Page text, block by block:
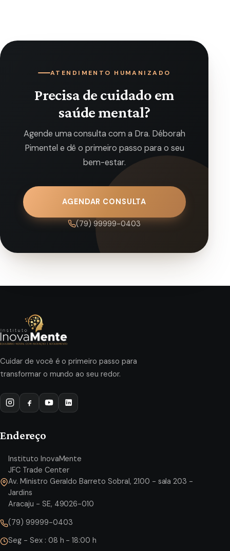
ATENDIMENTO HUMANIZADO
Precisa de cuidado em
saúde mental?
Agende uma consulta com a Dra. Déborah
Pimentel e dê o primeiro passo para o seu
bem-estar.
AGENDAR CONSULTA
(79) 99999-0403
Cuidar de você é o primeiro passo para
transformar o mundo ao seu redor.
Endereço
Instituto InovaMente
JFC Trade Center
Av. Ministro Geraldo Barreto Sobral, 2100 - sala 203 -
Jardins
Aracaju - SE, 49026-010
(79) 99999-0403
Seg - Sex : 08 h - 18:00 h